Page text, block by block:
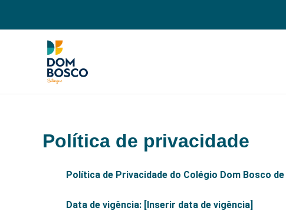
Política de privacidade
Política de Privacidade do Colégio Dom Bosco
Data de vigência: [Inserir data de vigência]